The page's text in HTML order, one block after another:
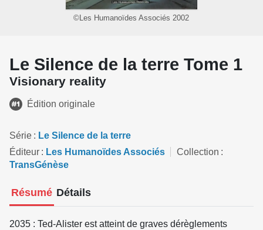
©Les Humanoïdes Associés 2002
Le Silence de la terre Tome 1
Visionary reality
Édition originale
Série
Le Silence de la terre
Éditeur
Les Humanoïdes Associés
Collection
TransGénèse
Résumé Détails
2035 : Ted-Alister est atteint de graves dérèglements